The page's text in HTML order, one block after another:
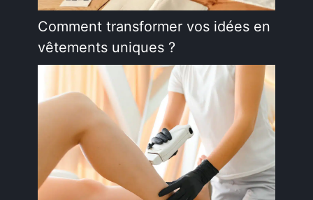
Comment transformer vos idées en
vêtements uniques ?